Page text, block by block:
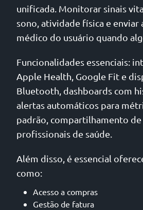
unificada. Monitorar sinais
sono, atividade física e enviar
médico do usuário quando
Funcionalidades essenciais:
Apple Health, Google Fit e
Bluetooth, dashboards com
alertas automáticos para
padrão, compartilhamento de
profissionais de saúde.
Além disso, é essencial
como:
Acesso a compras
Gestão de fatura